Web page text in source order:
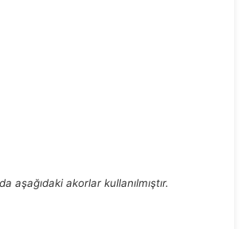
aşağıdaki akorlar kullanılmıştır.